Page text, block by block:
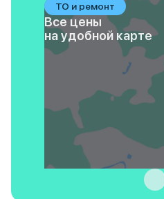
ТО и ремонт
Все цены
на удобной карте